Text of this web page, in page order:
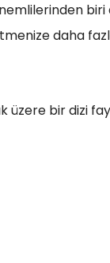
biri
daha
üzere bir dizi